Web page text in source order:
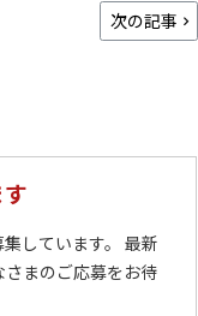
次の記事
しています。 最新
まのご応募をお待